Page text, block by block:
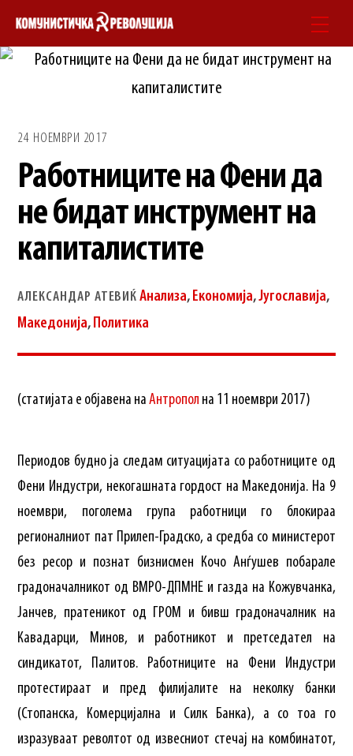
Skip
content
24 НОЕМВРИ 2017
Работниците на Фени да
не бидат инструмент на
капиталистите
АЛЕКСАНДАР АТЕВИЌ Анализа,Економија,Југославија,
Македонија,Политика
(статијата е објавена наАнтропол на 11 ноември 2017)
Периодов будно ја следам ситуацијата со работниците од
Фени Индустри, некогашната гордост на Македонија. На 9
ноември, поголема група работници го блокираа
регионалниот пат Прилеп-Градско, а средба со министерот
без ресор и познат бизнисмен Кочо Анѓушев побарале
градоначалникот од ВМРО-ДПМНЕ и газда на Кожувчанка,
Јанчев, пратеникот од ГРОМ и бивш градоначалник на
Кавадарци, Минов, и работникот и претседател на
синдикатот, Палитов. Работниците на Фени Индустри
протестираат и пред филијалите на неколку банки
(Стопанска, Комерцијална и Силк Банка), а со тоа го
изразуваат револтот од извесниот стечај на комбинатот,